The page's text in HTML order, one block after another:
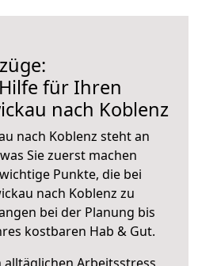
für Ihren
nach Koblenz
nach Koblenz steht an
Sie zuerst machen
Punkte, die bei
nach Koblenz zu
bei der Planung bis
kostbaren Hab & Gut.